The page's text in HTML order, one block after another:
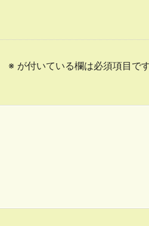
※ が付いている欄は必須項目で